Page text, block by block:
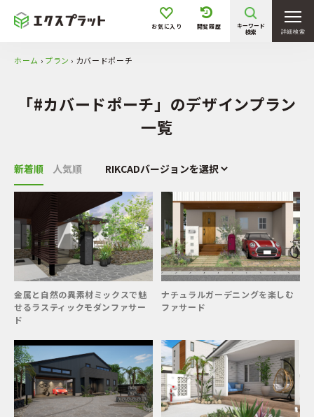
詳細検索
〜 50万円
50万円 〜 100万円
300万円 〜 400万円
坪庭／花壇
狭小地
旗竿地
高低差有
階段／スロープ
駐車1台
駐車2台
駐車3台以上
お気に入り 閲覧履歴
キーワード
検索
ホーム › プラン › カバードポーチ
「#カバードポーチ」のデザインプラン
一覧
新着順 人気順
金属と自然の異素材ミックスで魅
せるラスティックモダンファサー
ド
ナチュラルガーデニングを楽しむ
ファサード